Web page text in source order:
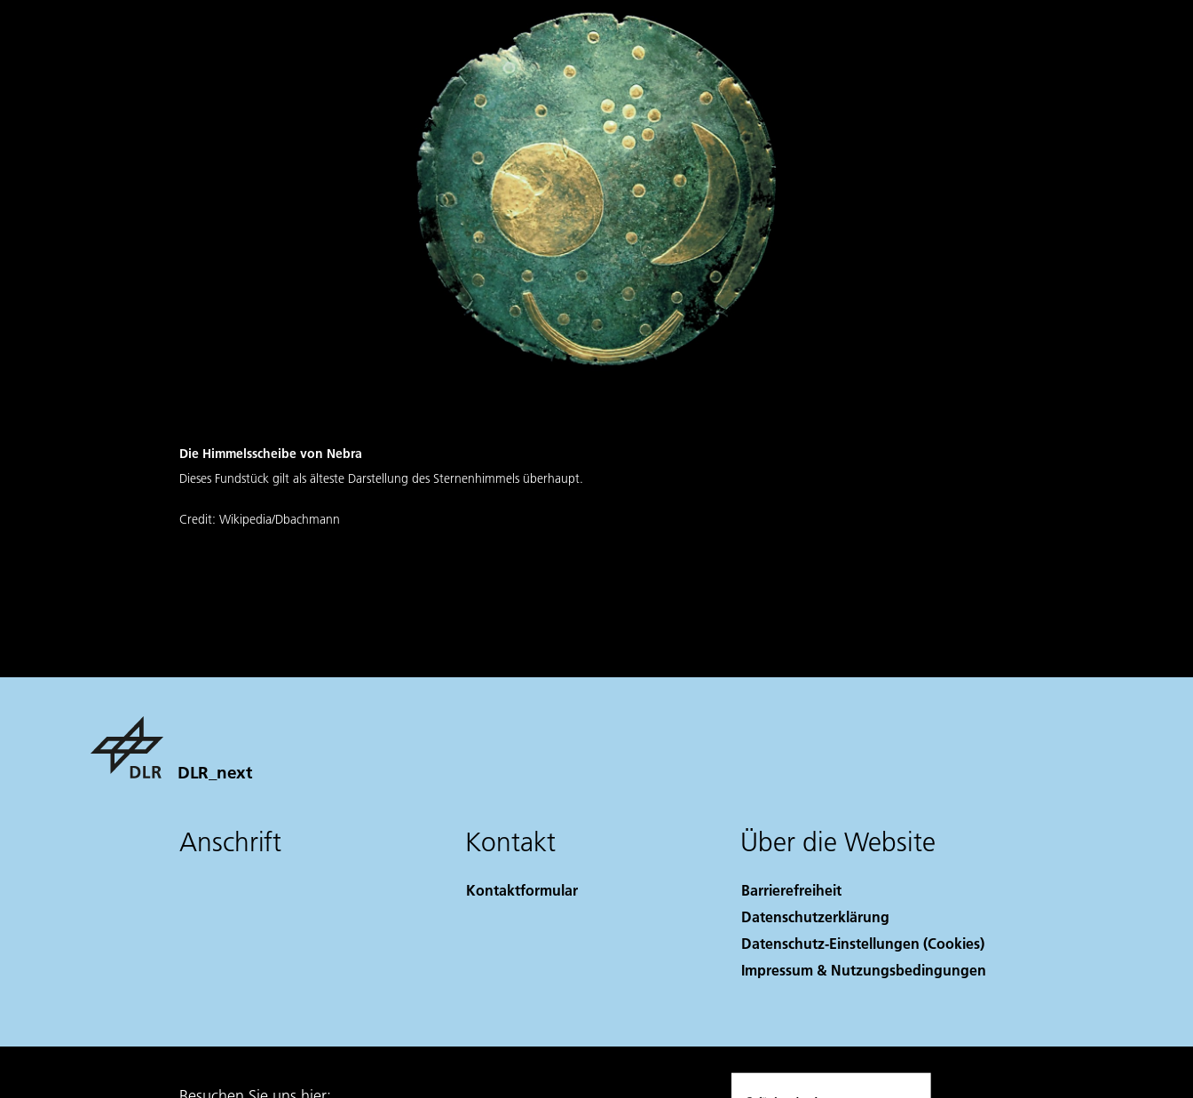
Die Himmelsscheibe von Nebra
Dieses Fundstück gilt als älteste Darstellung des Sternenhimmels überhaupt.
Credit: Wikipedia/Dbachmann
DLR_next
Anschrift Kontakt
Kontaktformular
Über die Website
Barrierefreiheit
Datenschutzerklärung
Datenschutz-Einstellungen (Cookies)
Impressum & Nutzungsbedingungen